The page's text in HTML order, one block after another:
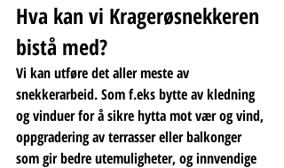
Hva kan vi Kragerøsnekkeren
bistå med?
Vi kan utføre det aller meste av
snekkerarbeid. Som f.eks bytte av kledning
og vinduer for å sikre hytta mot vær og vind,
oppgradering av terrasser eller balkonger
som gir bedre utemuligheter, og innvendige